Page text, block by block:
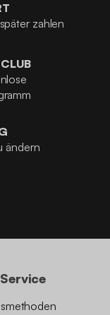
zahlen
ändern